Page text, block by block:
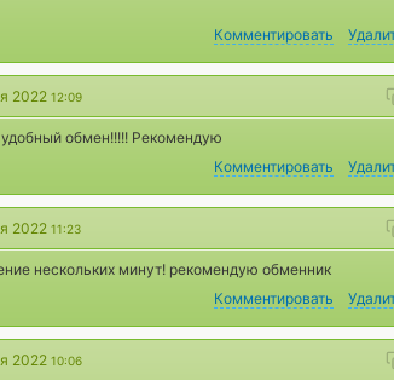
Комментировать
2022 12:09
обмен!!!!! Рекомендую
Комментировать
2022 11:23
нескольких минут! рекомендую обменник
Комментировать
2022 10:06